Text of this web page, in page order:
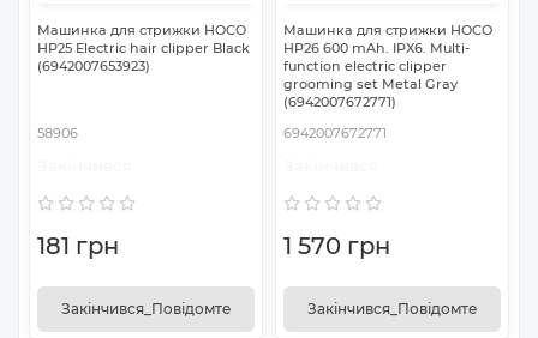
Машинка для стрижки HOCO
HP25 Electric hair clipper Black
(6942007653923)
58906
181 грн
Закінчився_Повідомте
Машинка для стрижки HOCO
HP26 600 mAh. IPX6. Multi-
function electric clipper
grooming set Metal Gray
(6942007672771)
6942007672771
1 570 грн
Закінчився_Повідомте